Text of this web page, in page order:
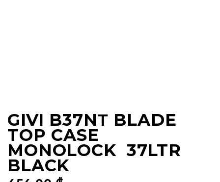
GIVI B37NΤ BLADE
TOP CASE
MONOLOCK 37LTR
BLACK